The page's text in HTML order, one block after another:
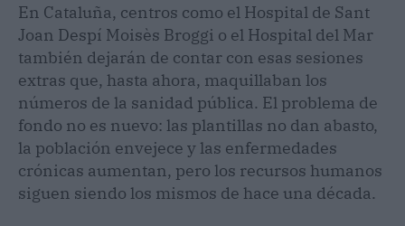
En Cataluña, centros como el Hospital de Sant
Joan Despí Moisès Broggi o el Hospital del Mar
también dejarán de contar con esas sesiones
extras que, hasta ahora, maquillaban los
números de la sanidad pública. El problema de
fondo no es nuevo: las plantillas no dan abasto,
la población envejece y las enfermedades
crónicas aumentan, pero los recursos humanos
siguen siendo los mismos de hace una década.